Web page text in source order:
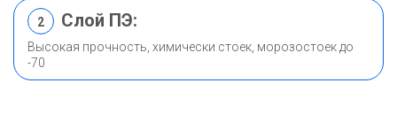
2 Слой ПЭ:
Высокая прочность, химически стоек, морозостоек до
-70